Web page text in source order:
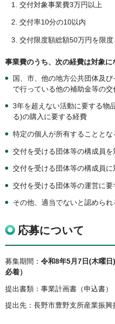
交付対象事業費3万円以上
交付率10分の10以内
交付限度額総額50万円を限度
事業費のうち、次の経費は対象に
国、市、他の地方公共団体及
で行っている他の補助金等の
3年を超えない活動に要する物
る)の購入に要する経費
特定の個人が所有することと
交付を受ける団体等の構成員
交付を受ける団体等の構成員
交付を受ける団体等の運営に
その他、適当でないと認められ
応募について
募集期間： 令和8年5月7日(木曜
必着）
提出書類：事業計画書（申込書）
提出先：長野市豊野支所産業振興